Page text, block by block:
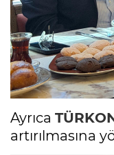
Ayrıca
artırılmasına